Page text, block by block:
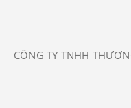
CÔNG TY TNHH